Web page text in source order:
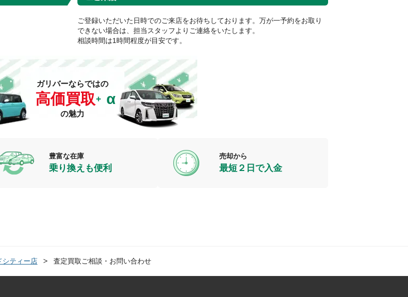
ご登録いただいた日時でのご来店をお待ちしております。万が一予約をお取り
できない場合は、担当スタッフよりご連絡をいたします。
相談時間は1時間程度が目安です。
ガリバーならではの
高価買取
の魅力
豊富な在庫
乗り換えも便利
売却から
最短２日で入金
シティー店 査定買取ご相談・お問い合わせ